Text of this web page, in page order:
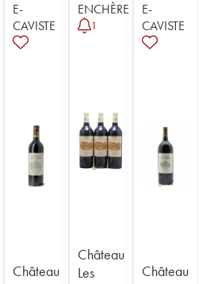
E-
CAVISTE
Château
ENCHÈRE
1
Château
Les
E-
CAVISTE
Château